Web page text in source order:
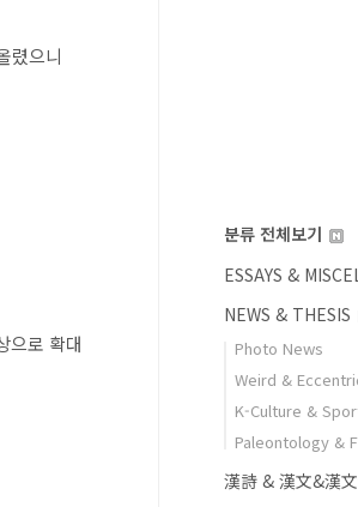
렸으니
으로 확대
분류 전체보기
ESSAYS &
NEWS & THESIS
Photo News
Weird &
K-Culture &
Paleontology &
漢詩 & 漢文&漢